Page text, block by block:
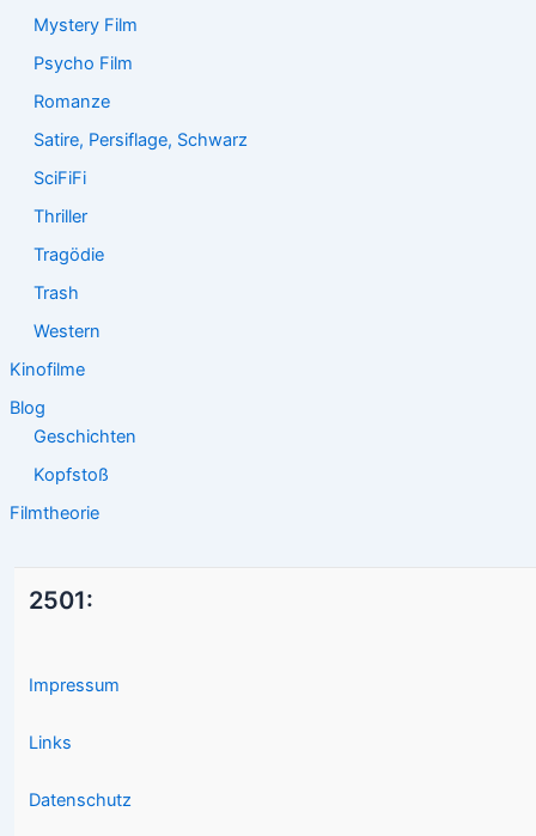
Mystery Film
Psycho Film
Romanze
Satire, Persiflage, Schwarz
SciFiFi
Thriller
Tragödie
Trash
Western
Kinofilme
Blog
Geschichten
Kopfstoß
Filmtheorie
2501:
Impressum
Links
Datenschutz